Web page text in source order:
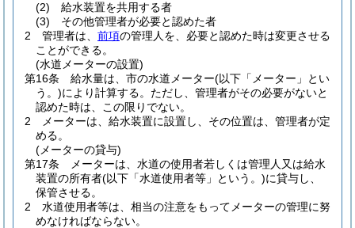
(2)
給水装置を共用する者
(3)
その他管理者が必要と認めた者
2
管理者は、 前項の管理人を、必要と認めた時は変更させる
ことができる。
(水道メーターの設置)
第16条
給水量は、市の水道メーター(以下「メーター」とい
う。)により計算する。 ただし、管理者がその必要がないと
認めた時は、この限りでない。
2
メーターは、給水装置に設置し、その位置は、管理者が定
める。
(メーターの貸与)
第17条
メーターは、水道の使用者若しくは管理人又は給水
装置の所有者(以下「水道使用者等」という。)に貸与し、
保管させる。
2
水道使用者等は、相当の注意をもってメーターの管理に努
めなければならない。